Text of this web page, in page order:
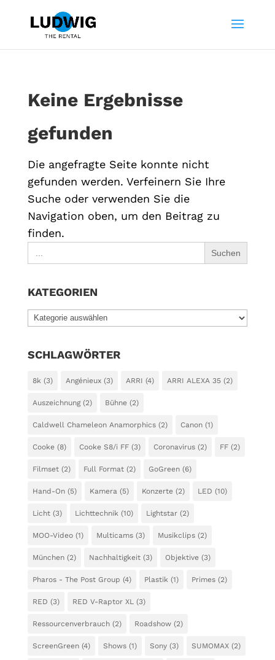
Keine Ergebnisse
gefunden
Die angefragte Seite konnte nicht
gefunden werden. Verfeinern Sie Ihre
Suche oder verwenden Sie die
Navigation oben, um den Beitrag zu
finden.
for:
KATEGORIEN
KATEGORIEN
SCHLAGWÖRTER
8k (3) Angénieux(3) ARRI (4) ARRI ALEXA 35(2)
Auszeichnung(2) Bühne(2)
Caldwell Chameleon Anamorphics(2) Canon(1)
Cooke(8) Cooke S8/i FF(3) Coronavirus(2) FF(2)
Filmset(2) Full Format(2) GoGreen(6)
Hand-On(5) Kamera (5) Konzerte(2) LED (10)
Licht(3) Lichttechnik (10) Lightstar(2)
MOO-Video(1) Multicams(3) Musikclips(2)
München(2) Nachhaltigkeit(3) Objektive(3)
Pharos - The Post Group (4) Plastik (1) Primes(2)
RED (3) RED V-Raptor XL (3)
Ressourcenverbrauch(2) Roadshow(2)
ScreenGreen(4) Shows(1) Sony(3) SUMOMAX(2)